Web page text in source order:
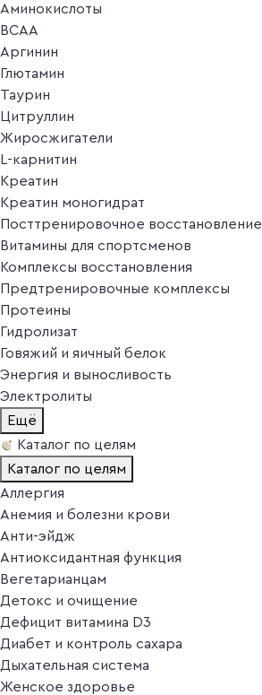
Аминокислоты
BCAA
Аргинин
Глютамин
Таурин
Цитруллин
Жиросжигатели
L-карнитин
Креатин
Креатин моногидрат
Посттренировочное восстановление
Витамины для спортсменов
Комплексы восстановления
Предтренировочные комплексы
Протеины
Гидролизат
Говяжий и яичный белок
Энергия и выносливость
Электролиты
Ещё
Каталог по целям
Каталог по целям
Аллергия
Анемия и болезни крови
Анти-эйдж
Антиоксидантная функция
Вегетарианцам
Детокс и очищение
Дефицит витамина D3
Диабет и контроль сахара
Дыхательная система
Женское здоровье